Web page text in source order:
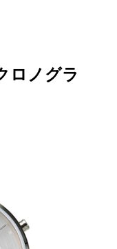
ロノグラ